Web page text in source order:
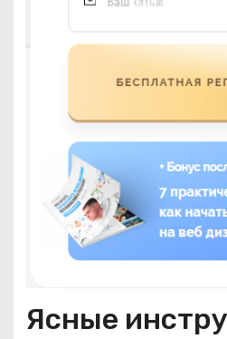
Ясные